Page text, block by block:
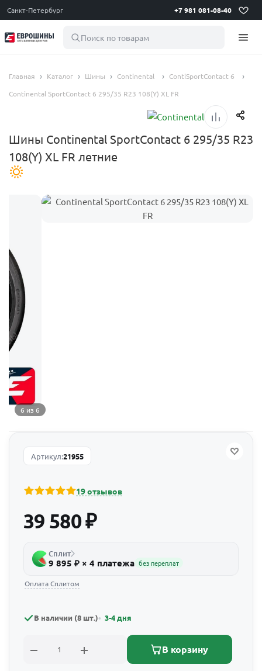
Санкт-Петербург +7 981 081-08-40
Поиск по товарам
Главная Каталог Шины Continental
ContiSportContact 6
Continental SportContact 6 295/35 R23 108(Y) XL FR
Шины Continental SportContact 6 295/35 R23
108(Y) XL FR летние
6 из 6
Артикул:21955
19 отзывов
39 580₽
Сплит
9 895 ₽ × 4 платежа без переплат
Оплата Сплитом
В наличии (8 шт.) 3-4 дня
В корзину